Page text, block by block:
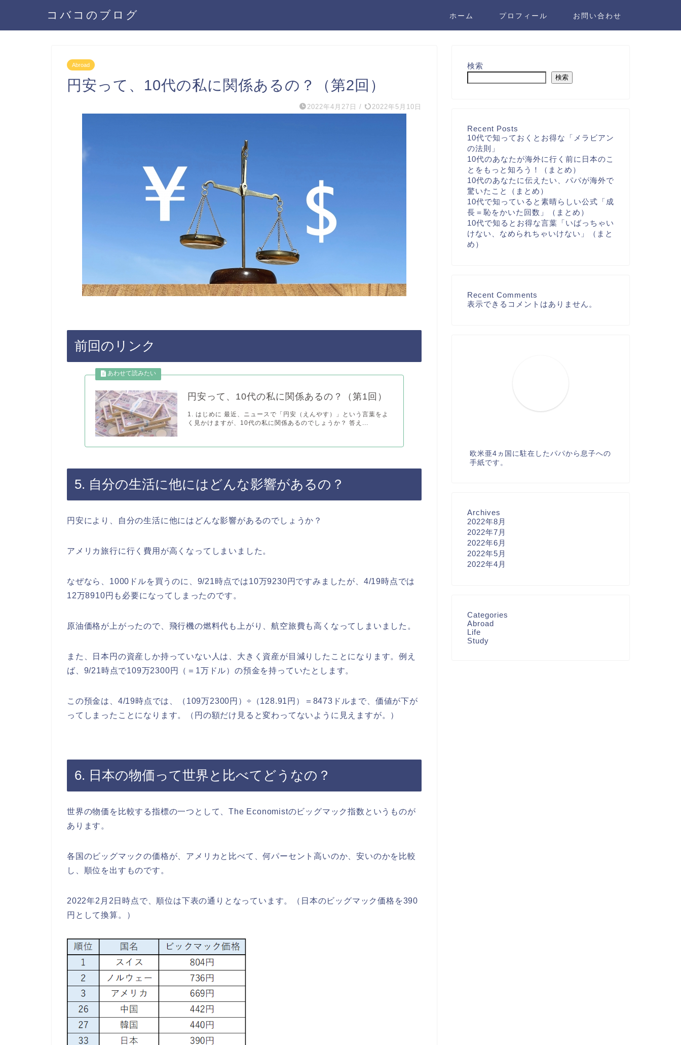
コバコのブログ ホーム プロフィール お問い合わせ
Abroad
円安って、10代の私に関係あるの？（第2回）
2022年4月27日 / 2022年5月10日
前回のリンク
円安って、10代の私に関係あるの？（第1回）
1. はじめに 最近、ニュースで「円安（えんやす）」という言葉をよ
く見かけますが、10代の私に関係あるのでしょうか？ 答え...
5. 自分の生活に他にはどんな影響があるの？
円安により、自分の生活に他にはどんな影響があるのでしょうか？
アメリカ旅行に行く費用が高くなってしまいました。
なぜなら、1000ドルを買うのに、9/21時点では10万9230円ですみましたが、4/19時点では
12万8910円も必要になってしまったのです。
原油価格が上がったので、飛行機の燃料代も上がり、航空旅費も高くなってしまいました。
また、日本円の資産しか持っていない人は、大きく資産が目減りしたことになります。例え
ば、9/21時点で109万2300円（＝1万ドル）の預金を持っていたとします。
この預金は、4/19時点では、（109万2300円）÷（128.91円）＝8473ドルまで、価値が下が
ってしまったことになります。（円の額だけ見ると変わってないように見えますが。）
6. 日本の物価って世界と比べてどうなの？
世界の物価を比較する指標の一つとして、The Economistのビッグマック指数というものが
あります。
各国のビッグマックの価格が、アメリカと比べて、何パーセント高いのか、安いのかを比較
し、順位を出すものです。
2022年2月2日時点で、順位は下表の通りとなっています。（日本のビッグマック価格を390
円として換算。）
検索
検索
Recent Posts
10代で知っておくとお得な「メラビアン
の法則」
10代のあなたが海外に行く前に日本のこ
とをもっと知ろう！（まとめ）
10代のあなたに伝えたい、パパが海外で
驚いたこと（まとめ）
10代で知っていると素晴らしい公式「成
長＝恥をかいた回数」（まとめ）
10代で知るとお得な言葉「いばっちゃい
けない、なめられちゃいけない」（まと
め）
Recent Comments
表示できるコメントはありません。
欧米亜4ヵ国に駐在したパパから息子への
手紙です。
Archives
2022年8月
2022年7月
2022年6月
2022年5月
2022年4月
Categories
Abroad
Life
Study